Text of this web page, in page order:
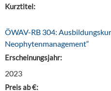
Kurztitel:
ÖWAV-RB 304:
Neophytenmanagement“
Erscheinungsjahr:
2023
Preis ab €: